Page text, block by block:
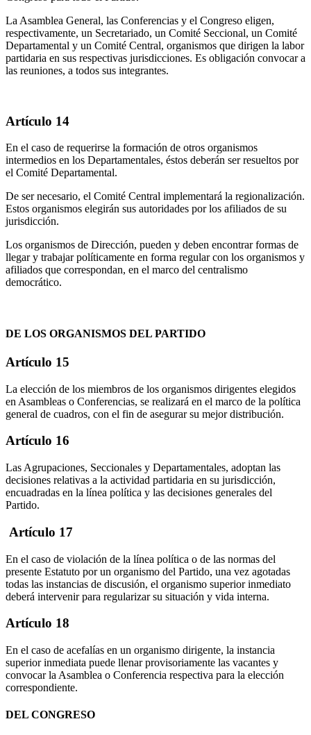
La Asamblea General, las Conferencias y el Congreso eligen,
respectivamente, un Secretariado, un Comité Seccional, un Comité
Departamental y un Comité Central, organismos que dirigen la labor
partidaria en sus respectivas jurisdicciones. Es obligación convocar a
las reuniones, a todos sus integrantes.
Artículo 14
En el caso de requerirse la formación de otros organismos
intermedios en los Departamentales, éstos deberán ser resueltos por
el Comité Departamental.
De ser necesario, el Comité Central implementará la regionalización.
Estos organismos elegirán sus autoridades por los afiliados de su
jurisdicción.
Los organismos de Dirección, pueden y deben encontrar formas de
llegar y trabajar políticamente en forma regular con los organismos y
afiliados que correspondan, en el marco del centralismo
democrático.
DE LOS ORGANISMOS DEL PARTIDO
Artículo 15
La elección de los miembros de los organismos dirigentes elegidos
en Asambleas o Conferencias, se realizará en el marco de la política
general de cuadros, con el fin de asegurar su mejor distribución.
Artículo 16
Las Agrupaciones, Seccionales y Departamentales, adoptan las
decisiones relativas a la actividad partidaria en su jurisdicción,
encuadradas en la línea política y las decisiones generales del
Partido.
Artículo 17
En el caso de violación de la línea política o de las normas del
presente Estatuto por un organismo del Partido, una vez agotadas
todas las instancias de discusión, el organismo superior inmediato
deberá intervenir para regularizar su situación y vida interna.
Artículo 18
En el caso de acefalías en un organismo dirigente, la instancia
superior inmediata puede llenar provisoriamente las vacantes y
convocar la Asamblea o Conferencia respectiva para la elección
correspondiente.
DEL CONGRESO